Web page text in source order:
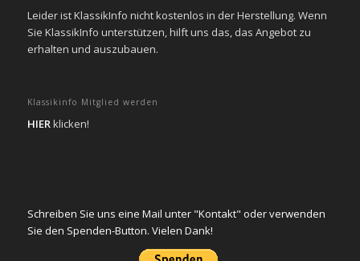
Leider ist KlassikInfo nicht kostenlos in der Herstellung. Wenn
Sie KlassikInfo unterstützen, hilft uns das, das Angebot zu
erhalten und auszubauen.
Klassikinfo Mitglied werden
HIERklicken!
Schreiben Sie uns eine Mail unter "Kontakt" oder verwenden
Sie den Spenden-Button. Vielen Dank!